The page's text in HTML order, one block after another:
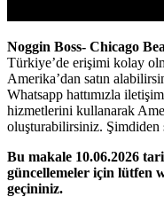
Noggin Boss- Chicago
Türkiye’de erişimi kolay
Amerika’dan satın
Whatsapp hattımızla
hizmetlerini kullanarak
oluşturabilirsiniz. Şimdiden
Bu makale 10.06.2026
güncellemeler için lütfen
geçininiz.